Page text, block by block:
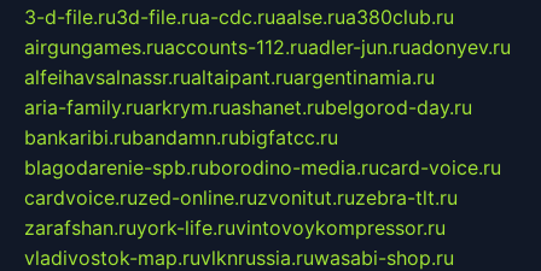
3-d-file.ru3d-file.rua-cdc.ruaalse.rua380club.ru
airgungames.ruaccounts-112.ruadler-jun.ruadonyev.ru
alfeihavsalnassr.rualtaipant.ruargentinamia.ru
aria-family.ruarkrym.ruashanet.rubelgorod-day.ru
bankaribi.rubandamn.rubigfatcc.ru
blagodarenie-spb.ruborodino-media.rucard-voice.ru
cardvoice.ruzed-online.ruzvonitut.ruzebra-tlt.ru
zarafshan.ruyork-life.ruvintovoykompressor.ru
vladivostok-map.ruvlknrussia.ruwasabi-shop.ru